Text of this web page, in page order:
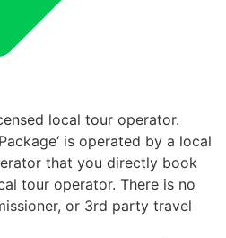
local tour operator.
is operated by a local
that you directly book
tour operator. There is no
or 3rd party travel